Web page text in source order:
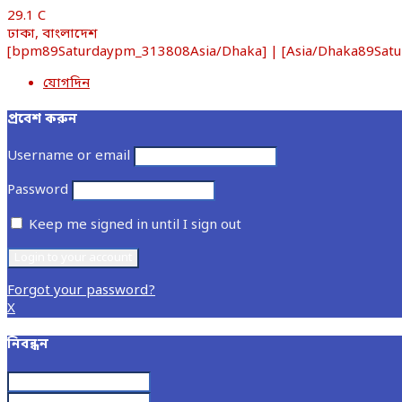
29.1 C
ঢাকা, বাংলাদেশ
[bpm89Saturdaypm_313808Asia/Dhaka] | [Asia/
যোগদিন
প্রবেশ করুন
Username or email
Password
Keep me signed in until I sign out
Forgot your password?
X
নিবন্ধন